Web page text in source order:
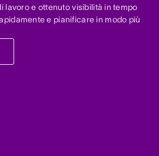
lavoro e ottenuto visibilità in tempo
e pianificare in modo più